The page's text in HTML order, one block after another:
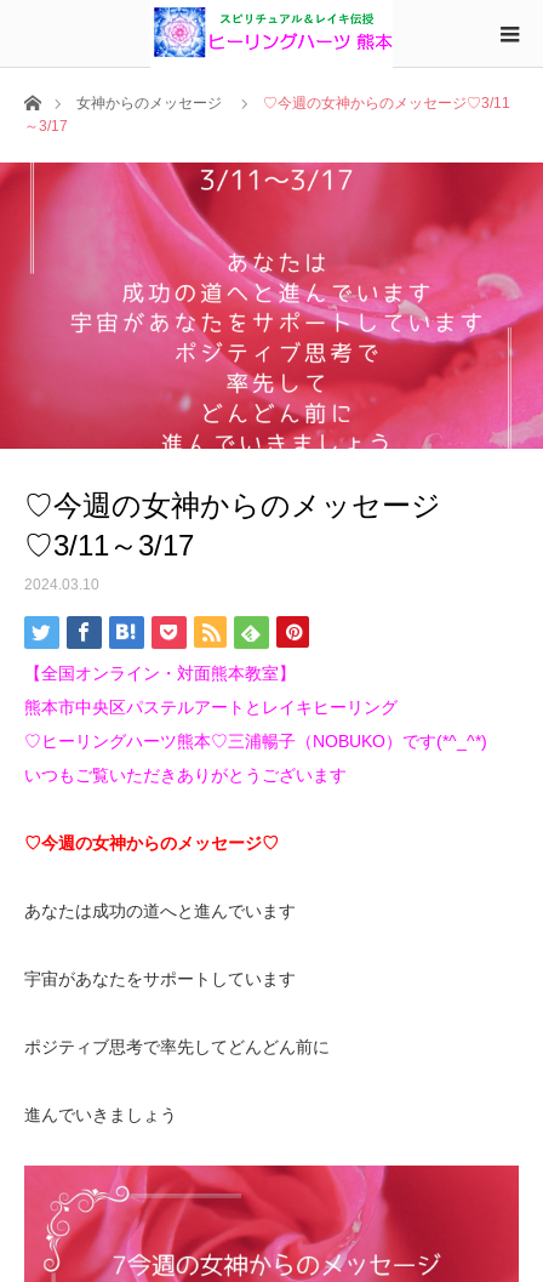
ホーム女神からのメッセージ
♡今週の女神からのメッセージ♡3/11
～3/17
♡今週の女神からのメッセージ
♡3/11～3/17
2024.03.10
【全国オンライン・対面熊本教室】
熊本市中央区パステルアートとレイキヒーリング
♡ヒーリングハーツ熊本♡三浦暢子（NOBUKO）です(*^_^*)
いつもご覧いただきありがとうございます
♡今週の女神からのメッセージ♡
あなたは成功の道へと進んでいます
宇宙があなたをサポートしています
ポジティブ思考で率先してどんどん前に
進んでいきましょう